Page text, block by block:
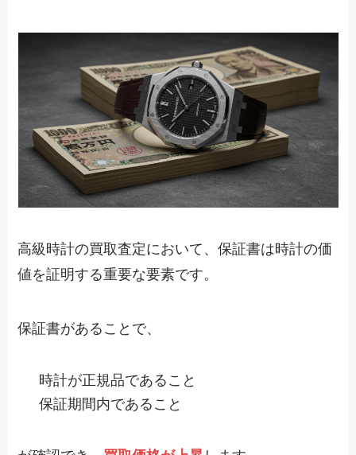
高級時計の買取査定において、保証書は時計の価
値を証明する重要な要素です。
保証書があることで、
時計が正規品であること
保証期間内であること